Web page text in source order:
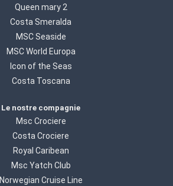
Queen mary 2
Costa Smeralda
MSC Seaside
MSC World Europa
Icon of the Seas
Costa Toscana
Le nostre compagnie
Msc Crociere
Costa Crociere
Royal Caribean
Msc Yatch Club
Norwegian Cruise Line